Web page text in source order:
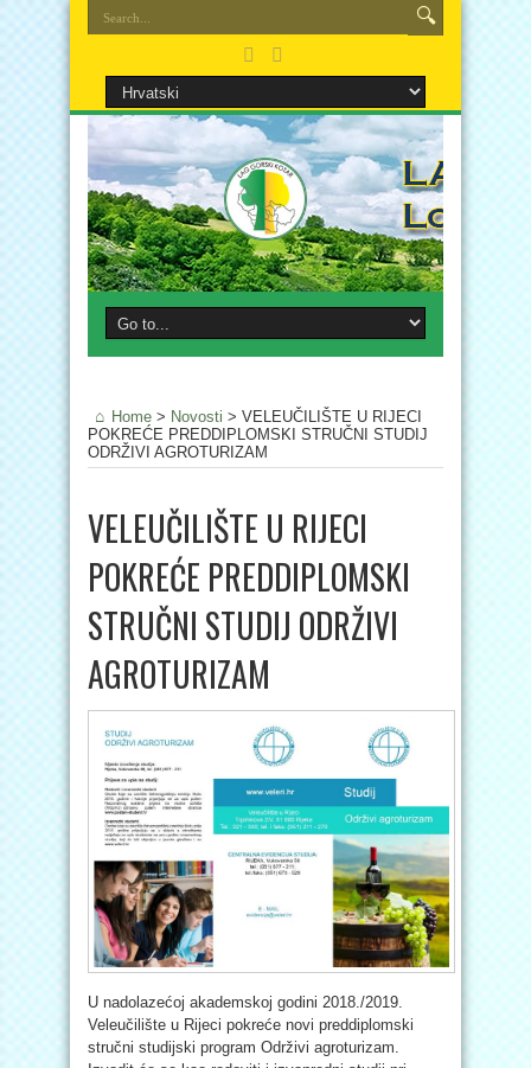
Home > Novosti > VELEUČILIŠTE U RIJECI
POKREĆE PREDDIPLOMSKI STRUČNI STUDIJ
ODRŽIVI AGROTURIZAM
VELEUČILIŠTE U RIJECI
POKREĆE PREDDIPLOMSKI
STRUČNI STUDIJ ODRŽIVI
AGROTURIZAM
U nadolazećoj akademskoj godini 2018./2019.
Veleučilište u Rijeci pokreće novi preddiplomski
stručni studijski program Održivi agroturizam.